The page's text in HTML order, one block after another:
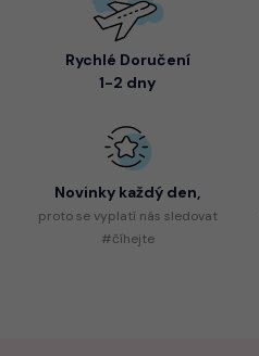
Rychlé Doručení
1-2 dny
Novinky každý den,
protose vyplatí nás sledovat
#číhejte